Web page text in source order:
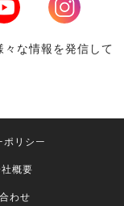
Instagram
な情報を発信して
ポリシー
概要
わせ